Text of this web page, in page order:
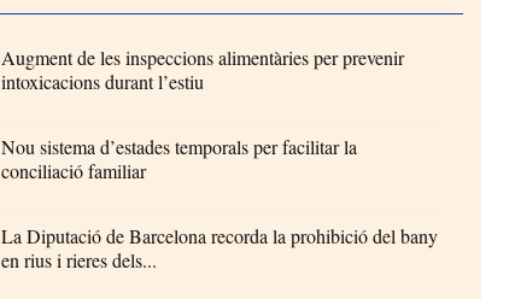
Augment de les inspeccions alimentàries per prevenir
intoxicacions durant l’estiu
Nou sistema d’estades temporals per facilitar la
conciliació familiar
La Diputació de Barcelona recorda la prohibició del bany
en rius i rieres dels...